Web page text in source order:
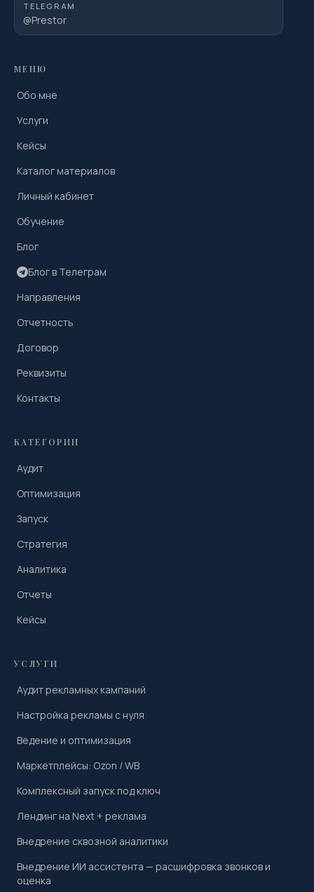
TELEGRAM
@Prestor
МЕНЮ
Обо мне
Услуги
Кейсы
Каталог материалов
Личный кабинет
Обучение
Блог
Блог в Телеграм
Направления
Отчетность
Договор
Реквизиты
Контакты
КАТЕГОРИИ
Аудит
Оптимизация
Запуск
Стратегия
Аналитика
Отчеты
Кейсы
УСЛУГИ
Аудит рекламных кампаний
Настройка рекламы с нуля
Ведение и оптимизация
Маркетплейсы: Ozon / WB
Комплексный запуск под ключ
Лендинг на Next + реклама
Внедрение сквозной аналитики
Внедрение ИИ ассистента — расшифровка звонков и
оценка